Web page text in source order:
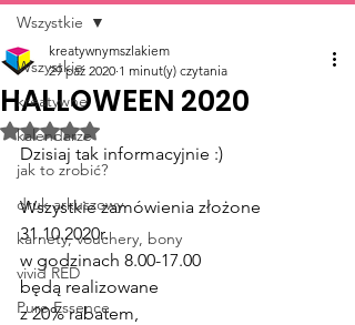
Wszystkie
kreatywne
kalendarze
jak to zrobić?
druk arkuszowy
karnety, vouchery, bony
vivid RED
Pure Essence
Wszystkie
HALLOWEEN 2020
kreatywnymszlakiem
29 paź 2020 1 minut(y) czytania
Oceniono na NaN z 5 gwiazdek.
Dzisiaj tak informacyjnie :)
Wszystkie zamówienia złożone
31.10.2020r.
w godzinach 8.00-17.00
będą realizowane
z 20% rabatem,